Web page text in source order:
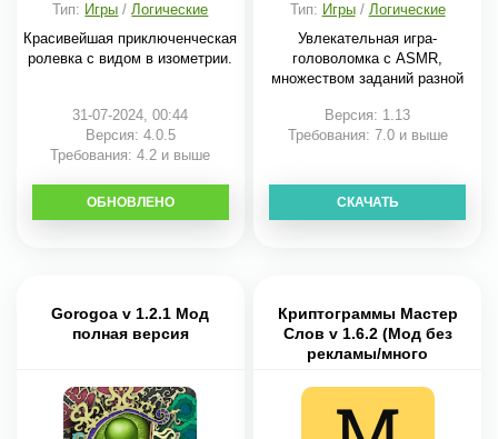
Тип: Игры /Логические
Красивейшая приключенческая
ролевка с видом в изометрии.
31-07-2024, 00:44
Версия: 4.0.5
Требования: 4.2 и выше
СКАЧАТЬ
ОБНОВЛЕНО
Тип: Игры/ Логические
Увлекательная игра-
головоломка с ASMR,
множеством заданий разной
Версия: 1.13
Требования: 7.0 и выше
СКАЧАТЬ
Gorogoa v 1.2.1 Мод
полная версия
Криптограммы Мастер
Слов v 1.6.2 (Мод без
рекламы/много